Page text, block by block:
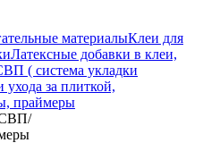
материалыКлеи для
Латексные добавки в клеи,
( система укладки
ухода за плиткой,
праймеры
СВП/